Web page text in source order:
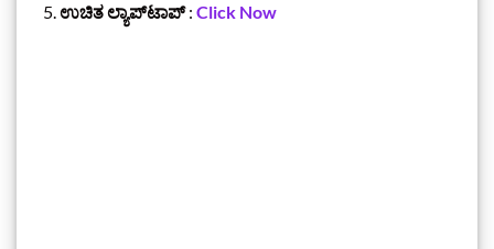
5. ಉಚಿತ ಲ್ಯಾಪ್‌ಟಾಪ್: Click Now